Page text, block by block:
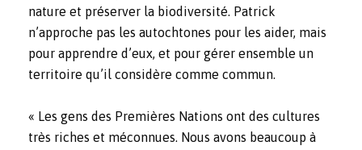
nature et préserver la biodiversité. Patrick
n’approche pas les autochtones pour les aider, mais
pour apprendre d’eux, et pour gérer ensemble un
territoire qu’il considère comme commun.
« Les gens des Premières Nations ont des cultures
très riches et méconnues. Nous avons beaucoup à